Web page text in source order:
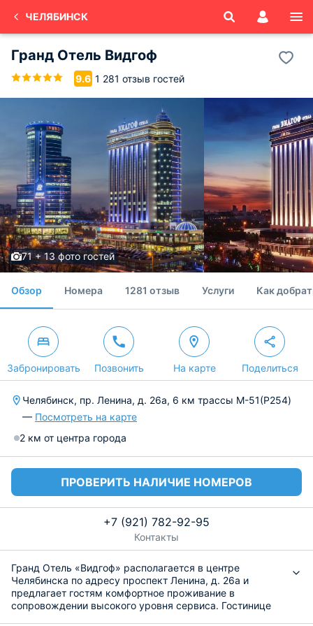
ЧЕЛЯБИНСК
Гранд Отель Видгоф
9.6 1 281 отзыв гостей
71 + 13 фото гостей
Обзор Номера 1281 отзыв Услуги Как
Забронировать Позвонить На карте Поделиться
Челябинск, пр. Ленина, д. 26а, 6 км трассы М-51(P254)
— Посмотреть на карте
2 км от центра города
ПРОВЕРИТЬ НАЛИЧИЕ НОМЕРОВ
+7 (921) 782-92-95
Контакты
Гранд Отель «Видгоф» располагается в центре
Челябинска по адресу проспект Ленина, д. 26а и
предлагает гостям комфортное проживание в
сопровождении высокого уровня сервиса. Гостинице